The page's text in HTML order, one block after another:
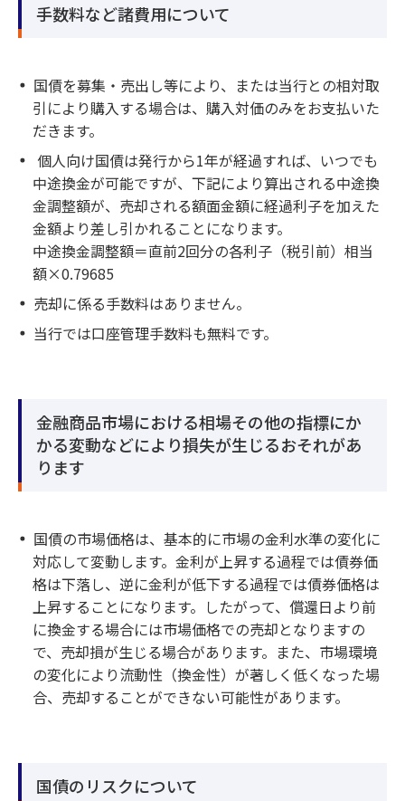
手数料など諸費用について
国債を募集・売出し等により、または当行との相対取
引により購入する場合は、購入対価のみをお支払いた
だきます。
個人向け国債は発行から1年が経過すれば、いつでも
中途換金が可能ですが、下記により算出される中途換
金調整額が、売却される額面金額に経過利子を加えた
金額より差し引かれることになります。
中途換金調整額＝直前2回分の各利子（税引前）相当
額×0.79685
売却に係る手数料はありません。
当行では口座管理手数料も無料です。
金融商品市場における相場その他の指標にか
かる変動などにより損失が生じるおそれがあ
ります
国債の市場価格は、基本的に市場の金利水準の変化に
対応して変動します。金利が上昇する過程では債券価
格は下落し、逆に金利が低下する過程では債券価格は
上昇することになります。したがって、償還日より前
に換金する場合には市場価格での売却となりますの
で、売却損が生じる場合があります。また、市場環境
の変化により流動性（換金性）が著しく低くなった場
合、売却することができない可能性があります。
国債のリスクについて